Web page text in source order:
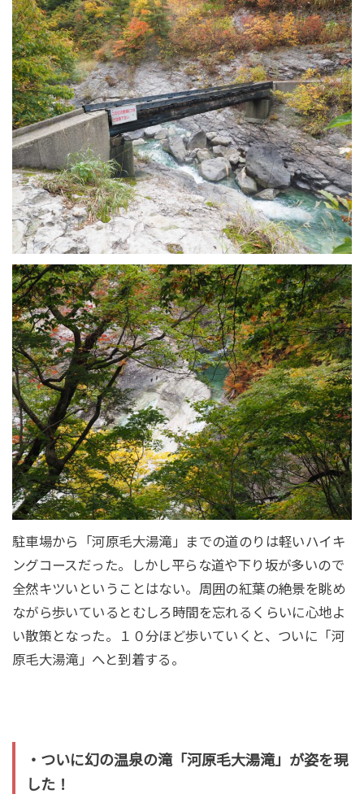
駐車場から「河原毛大湯滝」までの道のりは軽いハイキ
ングコースだった。しかし平らな道や下り坂が多いので
全然キツいということはない。周囲の紅葉の絶景を眺め
ながら歩いているとむしろ時間を忘れるくらいに心地よ
い散策となった。１０分ほど歩いていくと、ついに「河
原毛大湯滝」へと到着する。
・ついに幻の温泉の滝「河原毛大湯滝」が姿を現
した！